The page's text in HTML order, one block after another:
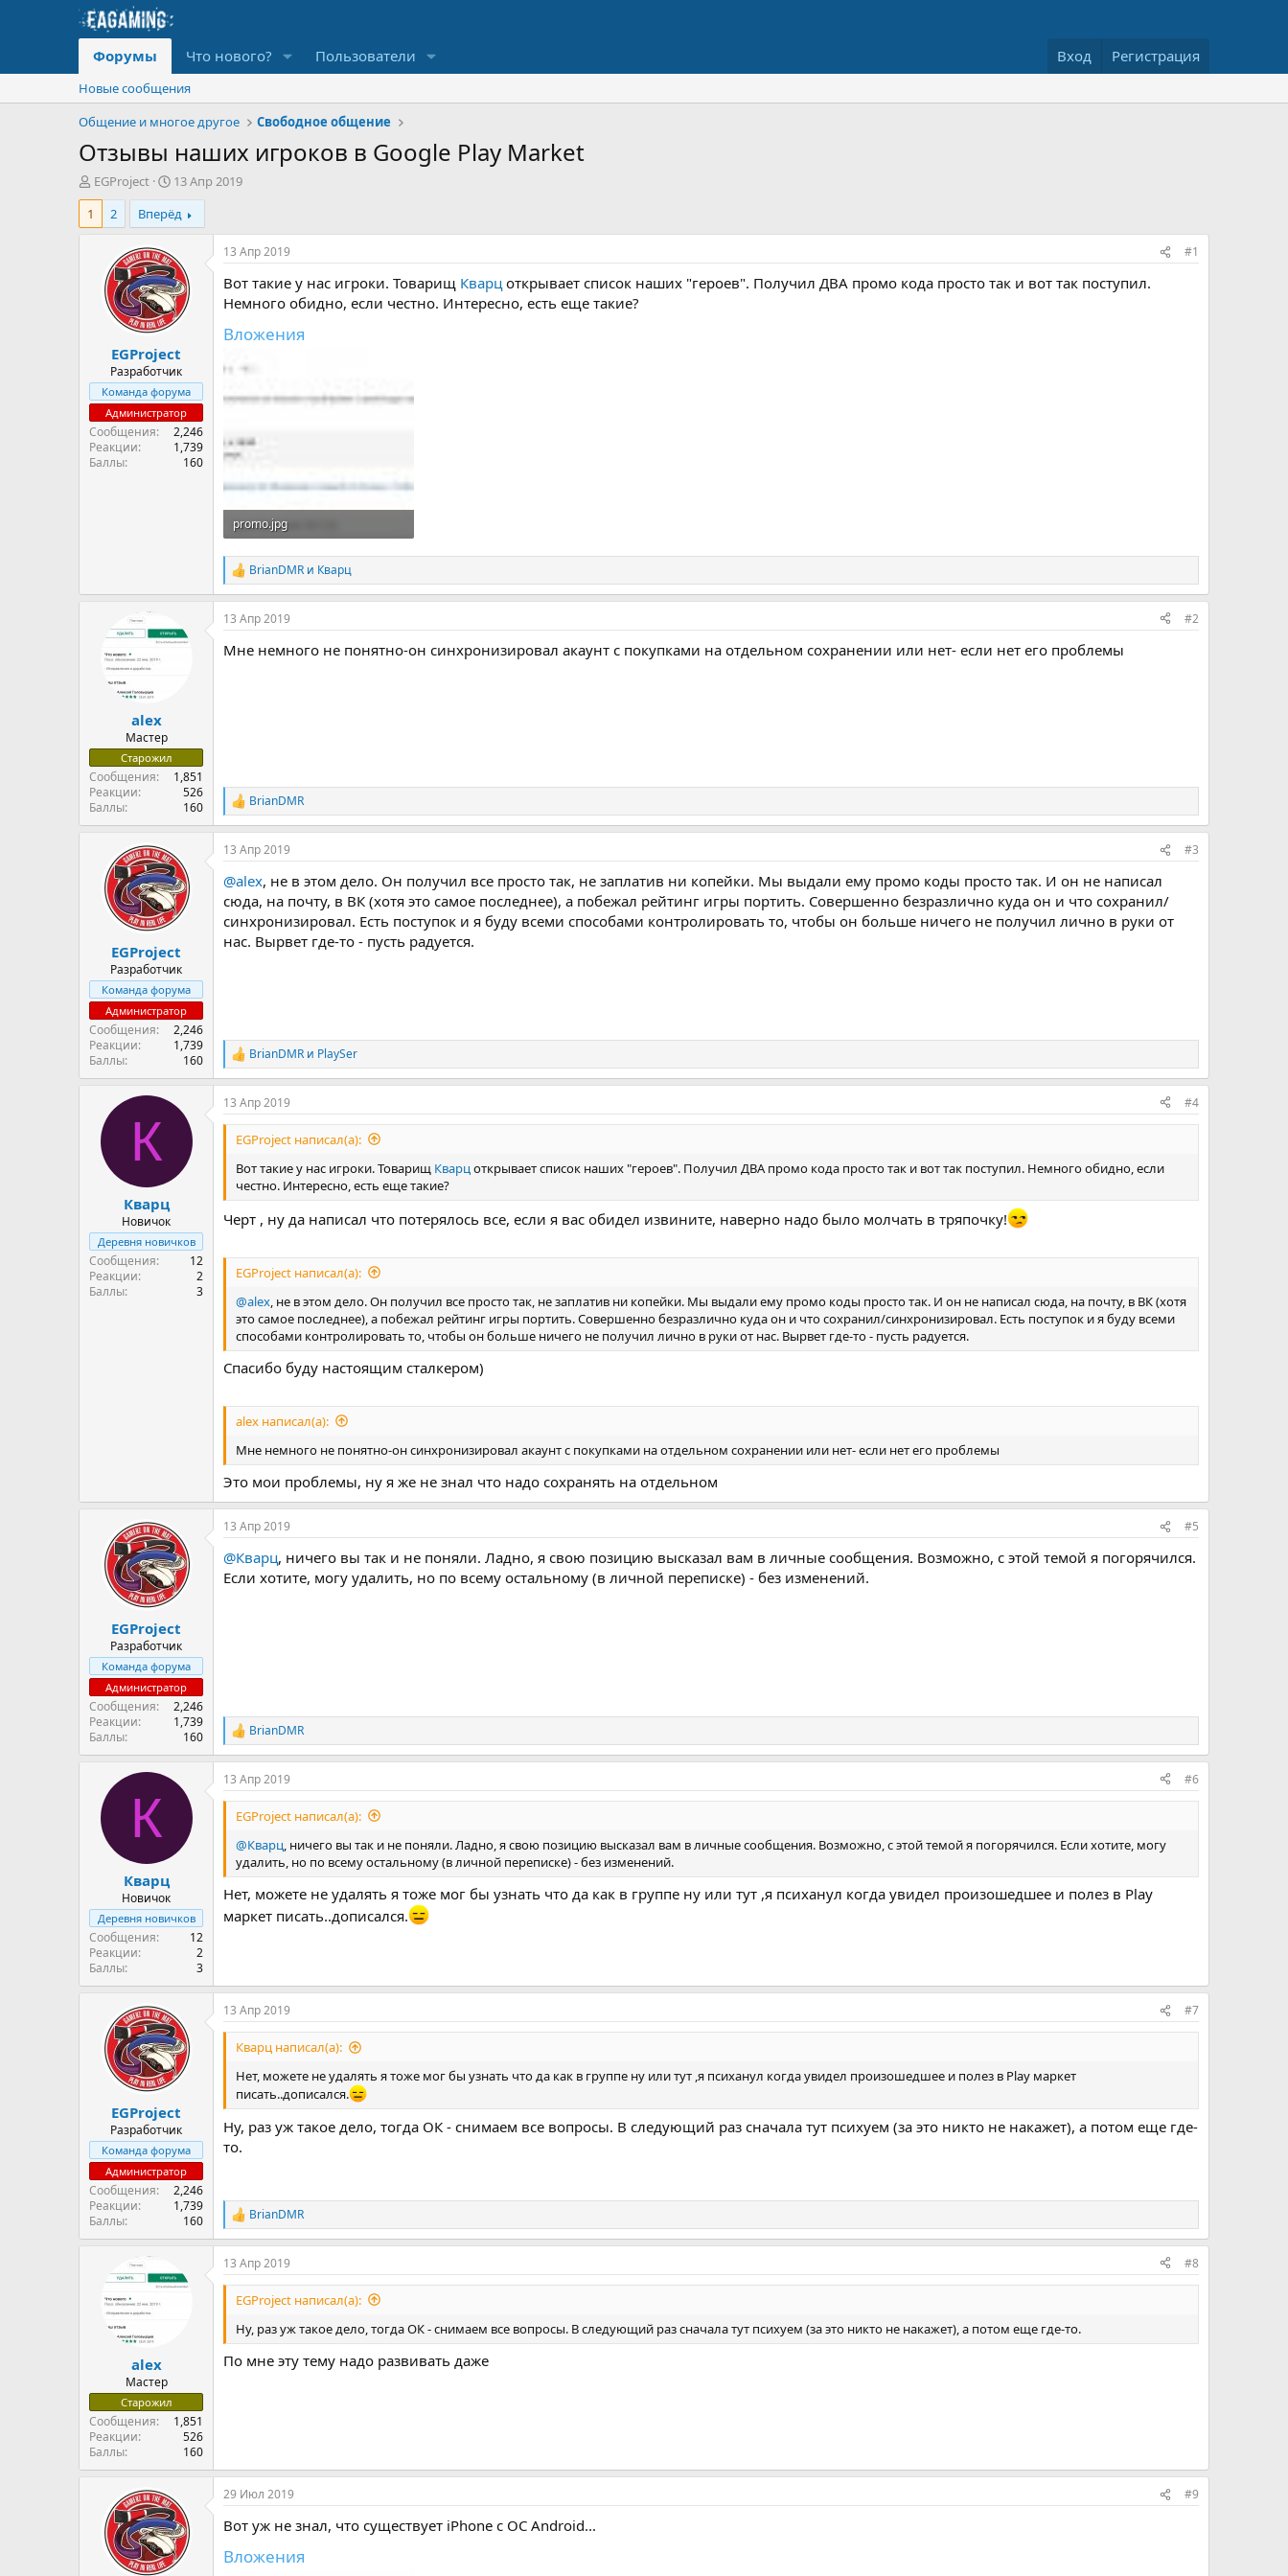
Форумы Что нового? Пользователи Вход Регистрация
Новые сообщения
Общение и многое другое
Свободное общение
Отзывы наших игроков в Google Play Market
А
в
о
EGProject
Д
а
т
а
а
ч
а
л
13 Апр 2019
1
2 Вперёд
EGProject
Разработчик
Команда форума
Администратор
Сообщения
2,246
Реакции
1,739
Баллы
160
13 Апр 2019 #1
Вот такие у нас игроки. Товарищ Кварцоткрывает список наших "героев". Получил ДВА промо кода просто так и вот так поступил.
Немного обидно, если честно. Интересно, есть еще такие?
Вложения
promo.jpg
127.8 KB · Просмотры: 50
Р
е
а
к
и
BrianDMR и Кварц
alex
Мастер
Старожил
Сообщения
1,851
Реакции
526
Баллы
160
13 Апр 2019 #2
Мне немного не понятно-он синхронизировал акаунт с покупками на отдельном сохранении или нет- если нет его проблемы
Р
е
а
к
и
и
BrianDMR
EGProject
Разработчик
Команда форума
Администратор
Сообщения
2,246
Реакции
1,739
Баллы
160
13 Апр 2019 #3
@alex, не в этом дело. Он получил все просто так, не заплатив ни копейки. Мы выдали ему промо коды просто так. И он не написал
сюда, на почту, в ВК (хотя это самое последнее), а побежал рейтинг игры портить. Совершенно безразлично куда он и что сохранил/
синхронизировал. Есть поступок и я буду всеми способами контролировать то, чтобы он больше ничего не получил лично в руки от
нас. Вырвет где-то - пусть радуется.
Р
е
а
к
ц
и
BrianDMR и PlaySer
К
Кварц
Новичок
Деревня новичков
Сообщения
12
Реакции
2
Баллы
3
13 Апр 2019 #4
EGProject написал(а):
Вот такие у нас игроки. Товарищ Кварцоткрывает список наших "героев". Получил ДВА промо кода просто так и вот так поступил. Немного обидно, если
честно. Интересно, есть еще такие?
Черт , ну да написал что потерялось все, если я вас обидел извините, наверно надо было молчать в тряпочку!
EGProject написал(а):
@alex, не в этом дело. Он получил все просто так, не заплатив ни копейки. Мы выдали ему промо коды просто так. И он не написал сюда, на почту, в ВК (хотя
это самое последнее), а побежал рейтинг игры портить. Совершенно безразлично куда он и что сохранил/синхронизировал. Есть поступок и я буду всеми
способами контролировать то, чтобы он больше ничего не получил лично в руки от нас. Вырвет где-то - пусть радуется.
Спасибо буду настоящим сталкером)
alex написал(а):
Мне немного не понятно-он синхронизировал акаунт с покупками на отдельном сохранении или нет- если нет его проблемы
Это мои проблемы, ну я же не знал что надо сохранять на отдельном
EGProject
Разработчик
Команда форума
Администратор
Сообщения
2,246
Реакции
1,739
Баллы
160
13 Апр 2019 #5
@Кварц, ничего вы так и не поняли. Ладно, я свою позицию высказал вам в личные сообщения. Возможно, с этой темой я погорячился.
Если хотите, могу удалить, но по всему остальному (в личной переписке) - без изменений.
Р
е
а
к
ц
и
BrianDMR
К
Кварц
Новичок
Деревня новичков
Сообщения
12
Реакции
2
Баллы
3
13 Апр 2019 #6
EGProject написал(а):
@Кварц, ничего вы так и не поняли. Ладно, я свою позицию высказал вам в личные сообщения. Возможно, с этой темой я погорячился. Если хотите, могу
удалить, но по всему остальному (в личной переписке) - без изменений.
Нет, можете не удалять я тоже мог бы узнать что да как в группе ну или тут ,я психанул когда увидел произошедшее и полез в Play
маркет писать..дописался.
EGProject
Разработчик
Команда форума
Администратор
Сообщения
2,246
Реакции
1,739
Баллы
160
13 Апр 2019 #7
Кварц написал(а):
Нет, можете не удалять я тоже мог бы узнать что да как в группе ну или тут ,я психанул когда увидел произошедшее и полез в Play маркет
писать..дописался.
Ну, раз уж такое дело, тогда ОК - снимаем все вопросы. В следующий раз сначала тут психуем (за это никто не накажет), а потом еще где-
то.
Р
е
а
к
ц
и
BrianDMR
alex
Мастер
Старожил
Сообщения
1,851
Реакции
526
Баллы
160
13 Апр 2019 #8
EGProject написал(а):
Ну, раз уж такое дело, тогда ОК - снимаем все вопросы. В следующий раз сначала тут психуем (за это никто не накажет), а потом еще где-то.
По мне эту тему надо развивать даже
29 Июл 2019 #9
Вот уж не знал, что существует iPhone с ОС Android...
Вложения